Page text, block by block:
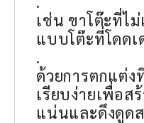
เช่น ขาโต๊ะที่ไ
แบบโต๊ะที่โดดเ
.
ด้วยการตกแต่
เรียบง่ายเพื่อ
แน่นและดึงดูด